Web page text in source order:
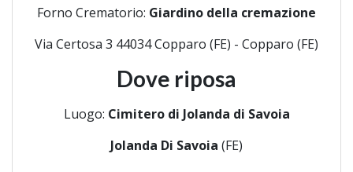
Forno Crematorio: Giardino della cremazione
Via Certosa 3 44034 Copparo (FE) - Copparo (FE)
Dove riposa
Luogo: Cimitero di Jolanda di Savoia
Jolanda Di Savoia (FE)